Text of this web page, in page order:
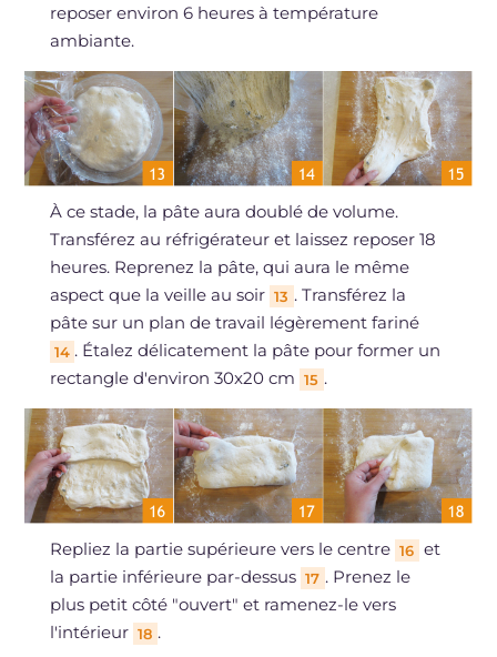
reposer environ 6 heures à température
ambiante.
À ce stade, la pâte aura doublé de volume.
Transférez au réfrigérateur et laissez reposer 18
heures. Reprenez la pâte, qui aura le même
aspect que la veille au soir 13 . Transférez la
pâte sur un plan de travail légèrement fariné
14 . Étalez délicatement la pâte pour former un
rectangle d'environ 30x20 cm 15 .
Repliez la partie supérieure vers le centre 16 et
la partie inférieure par-dessus 17 . Prenez le
plus petit côté "ouvert" et ramenez-le vers
l'intérieur 18 .